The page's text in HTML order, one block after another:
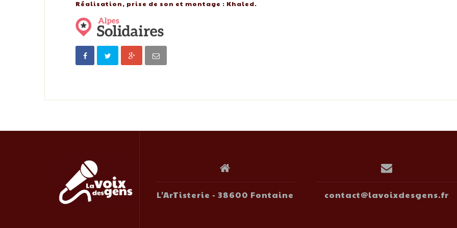
Réalisation, prise de son et montage : Khaled.
L'ArTisterie - 38600 Fontaine contact@lavoixdesgens.fr